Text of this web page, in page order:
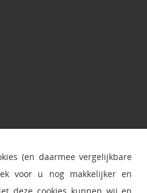
(en daarmee vergelijkbare
voor u nog makkelijker en